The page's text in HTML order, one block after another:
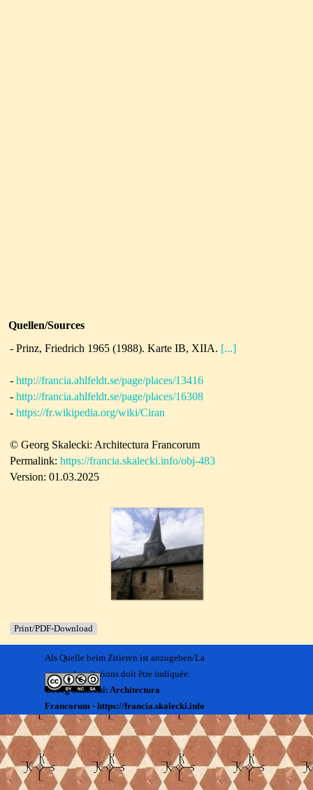
Quellen/Sources
- Prinz, Friedrich 1965 (1988). Karte IB, XIIA. [...]
- http://francia.ahlfeldt.se/page/places/13416
- http://francia.ahlfeldt.se/page/places/16308
- https://fr.wikipedia.org/wiki/Ciran
© Georg Skalecki: Architectura Francorum
Permalink: https://francia.skalecki.info/obj-483
Version: 01.03.2025
Print/PDF-Download
Als Quelle beim Zitieren ist anzugeben/La
source des citations doit être indiquée:
Georg Skalecki: Architectura
Francorum - https://francia.skalecki.info
Kontakt/Me contacter:
Francia@skalecki.info
Zurück zum Seiteninhalt